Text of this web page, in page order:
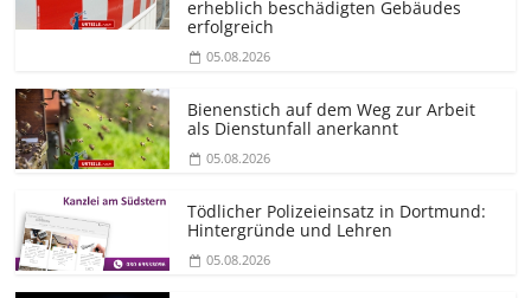
erheblich beschädigten Gebäudes
erfolgreich
05.08.2026
Bienenstich auf dem Weg zur Arbeit
als Dienstunfall anerkannt
05.08.2026
Tödlicher Polizeieinsatz in Dortmund:
Hintergründe und Lehren
05.08.2026